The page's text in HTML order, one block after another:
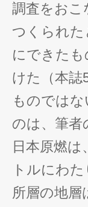
調査をおこ
つくられ
にできた
けた（本誌
ものでは
のは、筆者
日本原燃は
トルにわ
所層の地層